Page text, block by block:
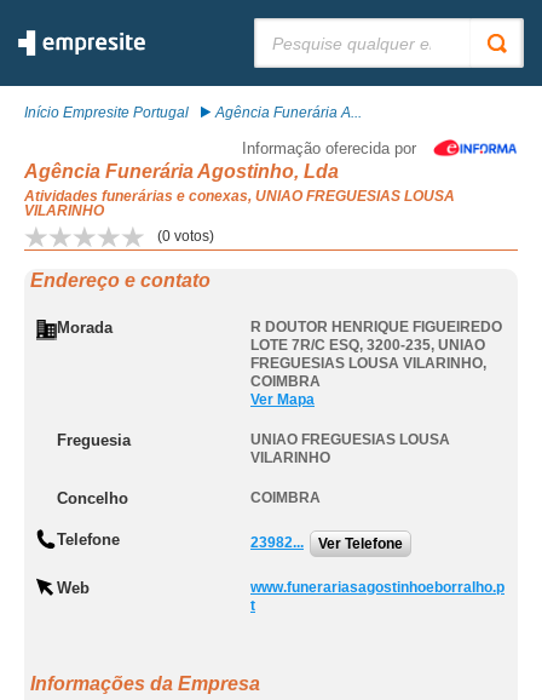
Início Empresite Portugal Agência Funerária A...
Informação oferecida por
Agência Funerária Agostinho, Lda
Atividades funerárias e conexas, UNIAO FREGUESIAS LOUSA
VILARINHO
(0 votos)
Endereço e contato
Morada
R DOUTOR HENRIQUE FIGUEIREDO
LOTE 7R/C ESQ, 3200-235, UNIAO
FREGUESIAS LOUSA VILARINHO,
COIMBRA
Ver Mapa
Freguesia
UNIAO FREGUESIAS LOUSA
VILARINHO
Concelho COIMBRA
Telefone 23982... Ver Telefone
Web
www.funerariasagostinhoeborralho.p
t
Informações da Empresa